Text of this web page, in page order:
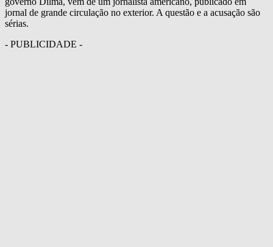
jornal de grande circulação no exterior. A questão e a acusação são
sérias.
- PUBLICIDADE -